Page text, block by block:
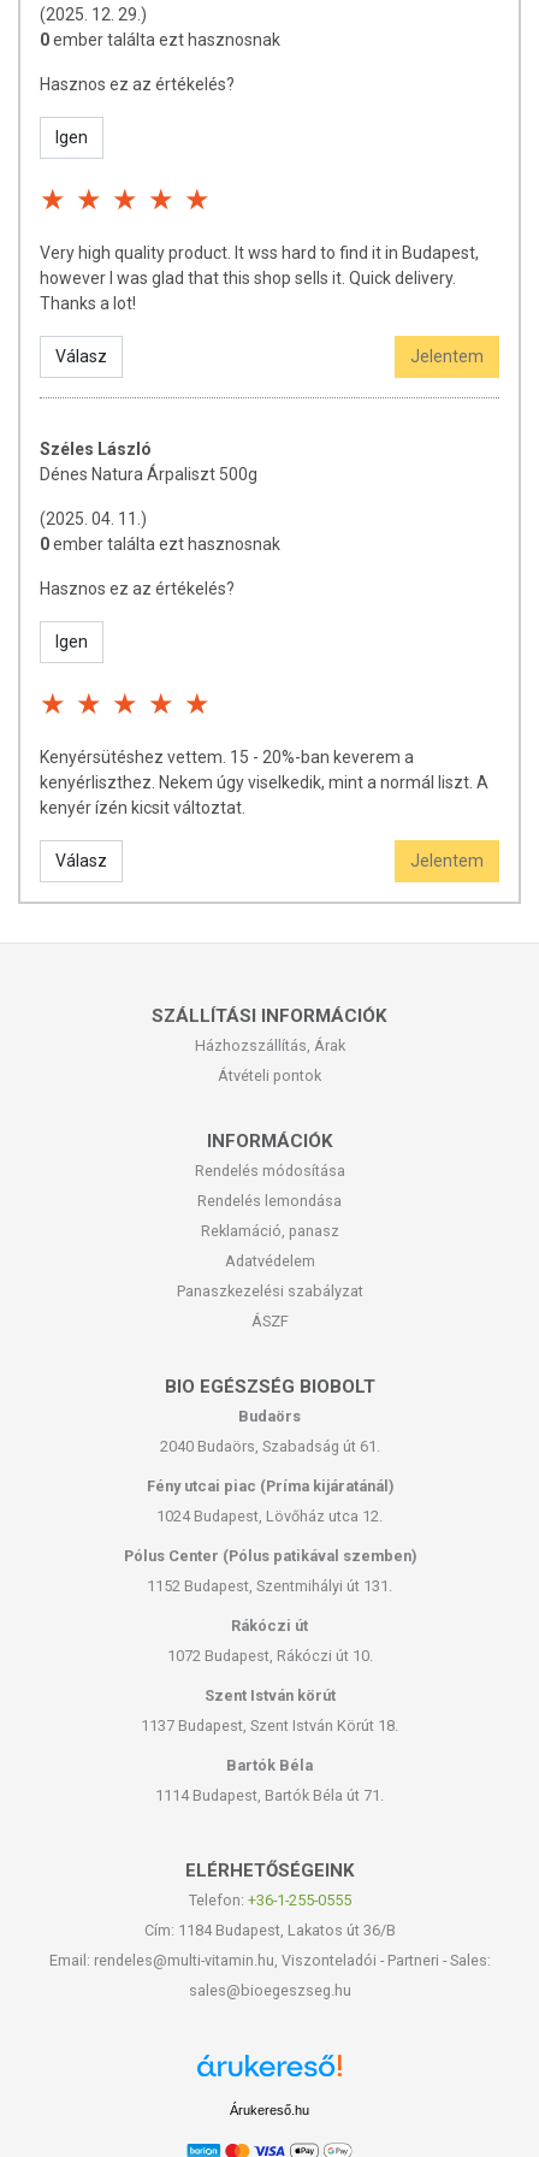
(2025. 12. 29.)
0ember találta ezt hasznosnak
Hasznos ez az értékelés?
Igen
Very high quality product. It wss hard to find it in Budapest,
however I was glad that this shop sells it. Quick delivery.
Thanks a lot!
Válasz Jelentem
Széles László
Dénes Natura Árpaliszt 500g
(2025. 04. 11.)
0ember találta ezt hasznosnak
Hasznos ez az értékelés?
Igen
Kenyérsütéshez vettem. 15 - 20%-ban keverem a
kenyérliszthez. Nekem úgy viselkedik, mint a normál liszt. A
kenyér ízén kicsit változtat.
Válasz Jelentem
SZÁLLÍTÁSI INFORMÁCIÓK
Házhozszállítás, Árak
Átvételi pontok
INFORMÁCIÓK
Rendelés módosítása
Rendelés lemondása
Reklamáció, panasz
Adatvédelem
Panaszkezelési szabályzat
ÁSZF
BIO EGÉSZSÉG BIOBOLT
Budaörs
2040 Budaörs, Szabadság út 61.
Fény utcai piac (Príma kijáratánál)
1024 Budapest, Lövőház utca 12.
Pólus Center (Pólus patikával szemben)
1152 Budapest, Szentmihályi út 131.
Rákóczi út
1072 Budapest, Rákóczi út 10.
Szent István körút
1137 Budapest, Szent István Körút 18.
Bartók Béla
1114 Budapest, Bartók Béla út 71.
ELÉRHETŐSÉGEINK
Telefon: +36-1-255-0555
Cím: 1184 Budapest, Lakatos út 36/B
Email: rendeles@multi-vitamin.hu, Viszonteladói - Partneri - Sales:
sales@bioegeszseg.hu
Árukereső.hu